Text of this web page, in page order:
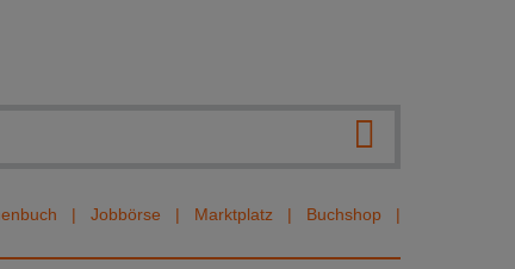
Jobbörse Marktplatz Buchshop